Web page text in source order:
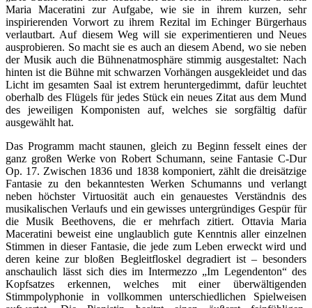
Maria Maceratini zur Aufgabe, wie sie in ihrem kurzen, sehr
inspirierenden Vorwort zu ihrem Rezital im Echinger Bürgerhaus
verlautbart. Auf diesem Weg will sie experimentieren und Neues
ausprobieren. So macht sie es auch an diesem Abend, wo sie neben
der Musik auch die Bühnenatmosphäre stimmig ausgestaltet: Nach
hinten ist die Bühne mit schwarzen Vorhängen ausgekleidet und das
Licht im gesamten Saal ist extrem heruntergedimmt, dafür leuchtet
oberhalb des Flügels für jedes Stück ein neues Zitat aus dem Mund
des jeweiligen Komponisten auf, welches sie sorgfältig dafür
ausgewählt hat.
Das Programm macht staunen, gleich zu Beginn fesselt eines der
ganz großen Werke von Robert Schumann, seine Fantasie C-Dur
Op. 17. Zwischen 1836 und 1838 komponiert, zählt die dreisätzige
Fantasie zu den bekanntesten Werken Schumanns und verlangt
neben höchster Virtuosität auch ein genauestes Verständnis des
musikalischen Verlaufs und ein gewisses untergründiges Gespür für
die Musik Beethovens, die er mehrfach zitiert. Ottavia Maria
Maceratini beweist eine unglaublich gute Kenntnis aller einzelnen
Stimmen in dieser Fantasie, die jede zum Leben erweckt wird und
deren keine zur bloßen Begleitfloskel degradiert ist – besonders
anschaulich lässt sich dies im Intermezzo „Im Legendenton“ des
Kopfsatzes erkennen, welches mit einer überwältigenden
Stimmpolyphonie in vollkommen unterschiedlichen Spielweisen